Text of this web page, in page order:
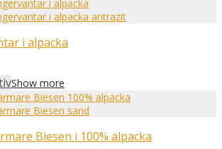
i alpacka
Show more
Biesen i 100% alpacka